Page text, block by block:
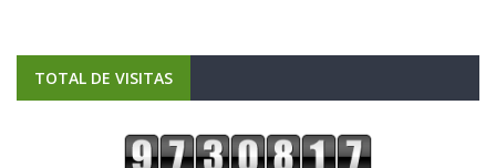
TOTAL DE VISITAS